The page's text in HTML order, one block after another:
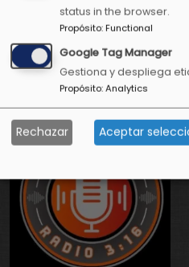
Conexión
Positiva Radio
status in the browser.
Propósito:Functional
Google Tag Manager
Gestiona y despliega
Propósito:Analytics
Rechazar Aceptar